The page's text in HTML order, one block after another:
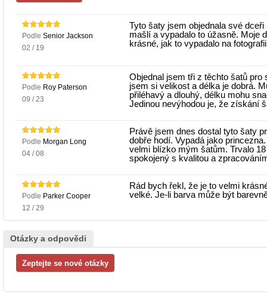
Podle Senior Jackson
02 / 19
Tyto šaty jsem objednala své
mašlí a vypadalo to úžasně. Moje
krásné, jak to vypadalo na
Podle Roy Paterson
09 / 23
Objednal jsem tři z těchto šatů pro
jsem si velikost a délka je dobrá.
přiléhavý a dlouhý, délku mohu
Jedinou nevýhodou je, že získání
Podle Morgan Long
04 / 08
Právě jsem dnes dostal tyto šaty
dobře hodí. Vypadá jako
velmi blízko mým šatům. Trvalo
spokojený s kvalitou a
Podle Parker Cooper
12 / 29
Rád bych řekl, že je to velmi
velké. Je-li barva může být
Otázky a odpovědi